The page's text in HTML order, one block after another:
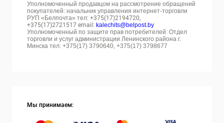
Уполномоченный продавцом на рассмотрение обращений
покупателей: начальник управления интернет-торговли
РУП «Белпочта» тел: +375(17)2194720,
+375(17)2721517 email: kalechits@belpost.by
Уполномоченный по защите прав потребителей: Отдел
торговли и услуг администрации Ленинского района г.
Минска тел: +375(17) 3790640, +375(17) 3798677
Мы принимаем: